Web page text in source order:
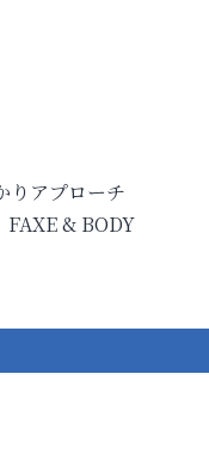
りアプローチ
& BODY